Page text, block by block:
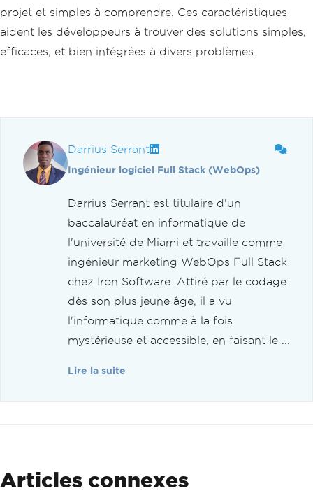
projet et simples à comprendre. Ces caractéristiques
aident les développeurs à trouver des solutions simples,
efficaces, et bien intégrées à divers problèmes.
Darrius Serrant
Ingénieur logiciel Full Stack (WebOps)
Darrius Serrant est titulaire d'un
baccalauréat en informatique de
l'université de Miami et travaille comme
ingénieur marketing WebOps Full Stack
chez Iron Software. Attiré par le codage
dès son plus jeune âge, il a vu
l'informatique comme à la fois
mystérieuse et accessible, en faisant le ...
Lire la suite
Articles connexes